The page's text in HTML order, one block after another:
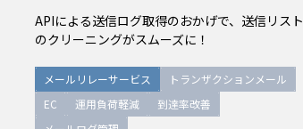
APIによる送信ログ取得のおかげで、送信リスト
のクリーニングがスムーズに！
メールリレーサービス
トランザクションメール
EC
運用負荷軽減
到達率改善
APIによる送信ログ取得のおかげで、送信リスト
のクリーニングがスムーズに！
メールリレーサービス
トランザクションメール
EC
運用負荷軽減
到達率改善